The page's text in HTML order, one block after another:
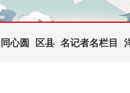
同心圆 区县 名记者名栏目